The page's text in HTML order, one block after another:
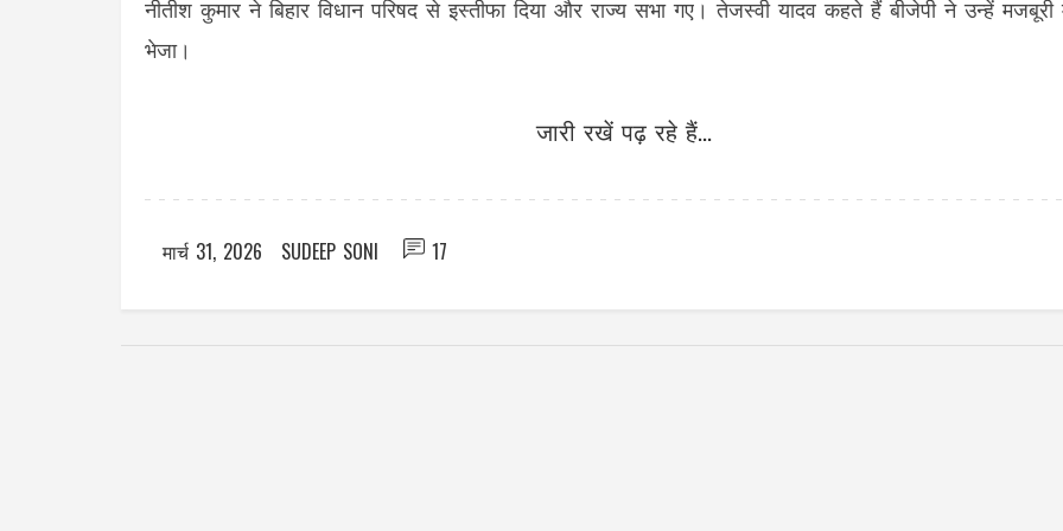
नीतीश कुमार ने बिहार विधान परिषद से इस्तीफा दिया और राज्य सभा गए। तेजस्वी यादव कहते हैं बीजेपी ने उन्हें मजबूरी
भेजा।
जारी रखें पढ़ रहे हैं...
मार्च 31, 2026 SUDEEP SONI 17